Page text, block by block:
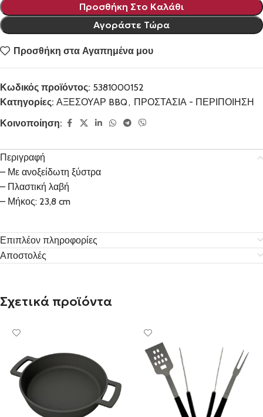
Προσθήκη Στο Καλάθι
Αγοράστε Τώρα
Προσθήκη στα Αγαπημένα μου
Κωδικός προϊόντος: 5381000152
Κατηγορίες: ΑΞΕΣΟΥΑΡ BBQ, ΠΡΟΣΤΑΣΙΑ - ΠΕΡΙΠΟΙΗΣΗ
Κοινοποίηση:
Περιγραφή
– Με ανοξείδωτη ξύστρα
– Πλαστική λαβή
– Μήκος: 23,8 cm
Επιπλέον πληροφορίες
Αποστολές
Σχετικά προϊόντα